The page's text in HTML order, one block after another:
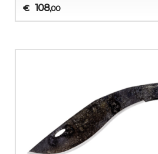
€ 108,00